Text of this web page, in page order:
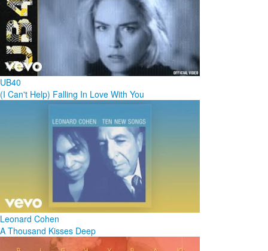
UB40
(I Can't Help) Falling In Love With You
Leonard Cohen
A Thousand Kisses Deep